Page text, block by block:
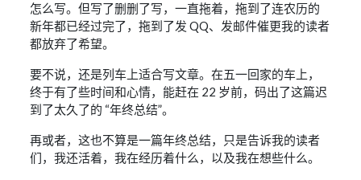
怎么写。但写了删删了写，一直拖着，拖到了连农历的
新年都已经过完了，拖到了发 QQ、发邮件催更我的读者
都放弃了希望。
要不说，还是列车上适合写文章。在五一回家的车上，
终于有了些时间和心情，能赶在 22 岁前，码出了这篇迟
到了太久了的 “年终总结”。
再或者，这也不算是一篇年终总结，只是告诉我的读者
们，我还活着，我在经历着什么，以及我在想些什么。